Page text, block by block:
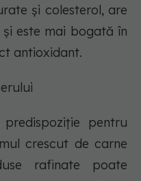
și colesterol, are
este mai bogată în
antioxidant.
pentru
crescut de carne
rafinate poate